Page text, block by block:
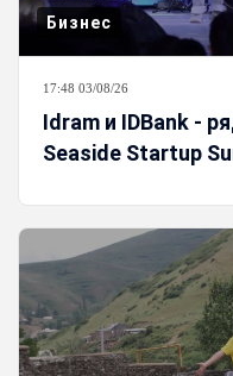
Бизнес
17:48 03/08/26
Idram и IDBank -
Seaside Startup